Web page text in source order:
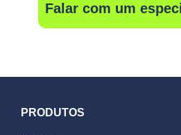
Falar com um
PRODUTOS